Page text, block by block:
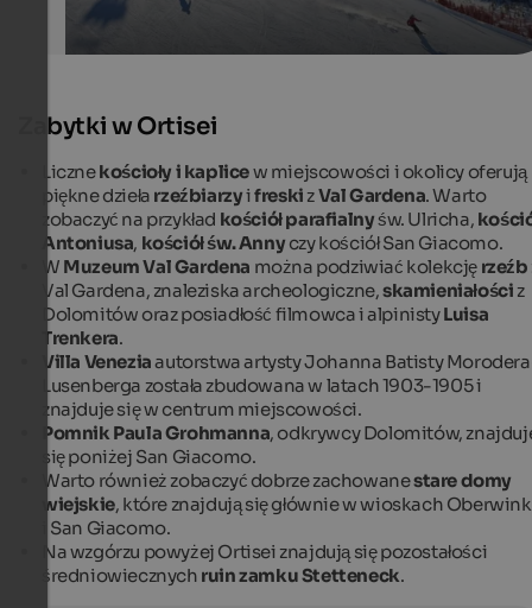
Zabytki w Ortisei
Licznekościoły i kaplicew miejscowości i okolicy oferują
piękne dzieła rzeźbiarzyifreski zVal Gardena. Warto
zobaczyć na przykład kościół parafialnyśw. Ulricha,
Antoniusa, kościół św. Anny czy kościół San Giacomo.
W Muzeum Val Gardena można podziwiać kolekcję rzeźb
Val Gardena, znaleziska archeologiczne,skamieniałości z
Dolomitów oraz posiadłość filmowca i alpinistyLuisa
Trenkera.
Villa Veneziaautorstwa artysty Johanna Batisty
Lusenberga została zbudowana w latach 1903-1905 i
znajduje się w centrum miejscowości.
Pomnik Paula Grohmanna, odkrywcy Dolomitów,
się poniżej San Giacomo.
Warto również zobaczyć dobrze zachowanestare domy
wiejskie, które znajdują się głównie w wioskach
i San Giacomo.
Na wzgórzu powyżej Ortisei znajdują się pozostałości
średniowiecznych ruinzamku Stetteneck.